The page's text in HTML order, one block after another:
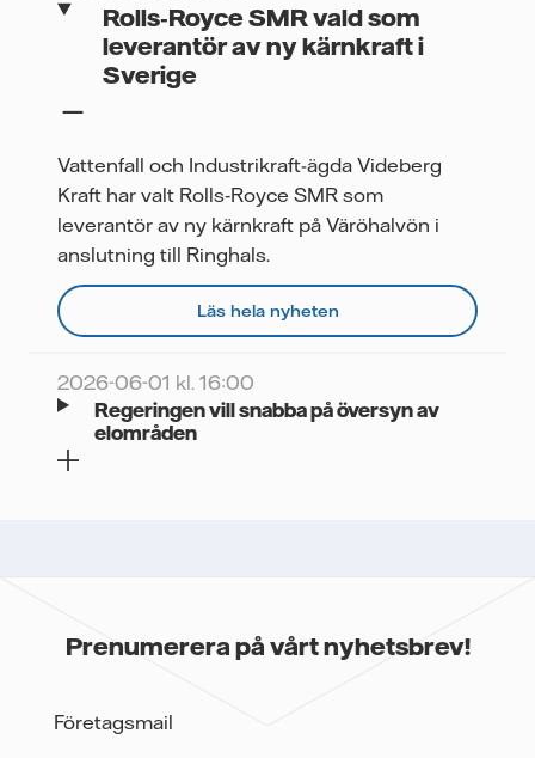
Rolls‑Royce SMR vald som
leverantör av ny kärnkraft i
Sverige
Vattenfall och Industrikraft-ägda Videberg
Kraft har valt Rolls‑Royce SMR som
leverantör av ny kärnkraft på Väröhalvön i
anslutning till Ringhals.
Läs hela nyheten
2026-06-01 kl. 16:00
Regeringen vill snabba på översyn av
elområden
Prenumerera på vårt nyhetsbrev!
Företagsmail